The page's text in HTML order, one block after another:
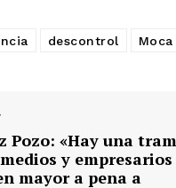
descontrol Moca
Pozo: «Hay una
y empresarios
mayor a pena a